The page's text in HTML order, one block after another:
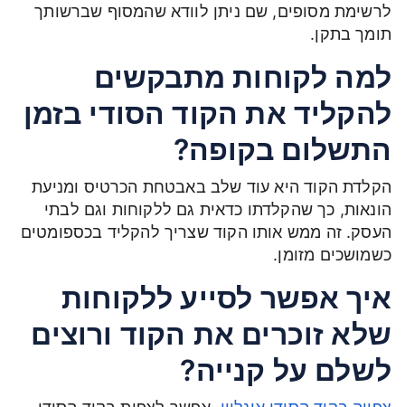
לרשימת מסופים, שם ניתן לוודא שהמסוף שברשותך
תומך בתקן.
למה לקוחות מתבקשים
להקליד את הקוד הסודי בזמן
התשלום בקופה?
הקלדת הקוד היא עוד שלב באבטחת הכרטיס ומניעת
הונאות, כך שהקלדתו כדאית גם ללקוחות וגם לבתי
העסק. זה ממש אותו הקוד שצריך להקליד בכספומטים
כשמושכים מזומן.
איך אפשר לסייע ללקוחות
שלא זוכרים את הקוד ורוצים
לשלם על קנייה?